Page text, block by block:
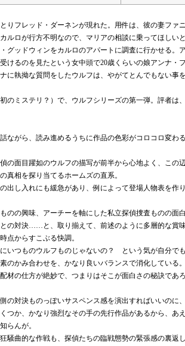
りフレッド・ダーネンが現れた。用件は、彼の妻ファ
ルロが行方不明なので、マリアの相談に乗ってほしい
グッドウィンをカルロのアパートに調査に行かせる。
けるのを見たという女中頭で20歳くらいの娘アンナ・
に執拗な質問をしたウルフは、やがてとんでもない事を
のミステリ？）で、ウルフシリーズの第一弾。評者は
ながら、読み進めるうちに作品の色彩がコロコロ変わ
面目躍如のウルフの描写が前半から心地よく、この
真相を探り当てるホームズの直系。
出し入れにも緩急があり、例によって登場人物表を作
のの興味、アーチーを軸にした私立探偵捜査ものの面
の対決……と、取り揃えて、前述のように多層的な賞
点からすこぶる快調。
つものウルフものじゃないの？ という気が自分でも
のかみ合わせを、かなり良いバランスで消化している
材の仕方が絶妙で、つまりはそこが面白さの秘訣であろ
の対決ものっぽいサスペンス感を演出すればいいのに
つか、かなり強烈なその手の先行作品があるから、あ
らんが。
騒曲的な作戦も、探偵たちの臨戦態勢の緊張感の裏返